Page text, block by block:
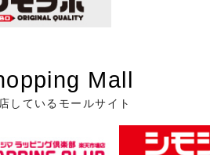
Mall
しているモールサイト